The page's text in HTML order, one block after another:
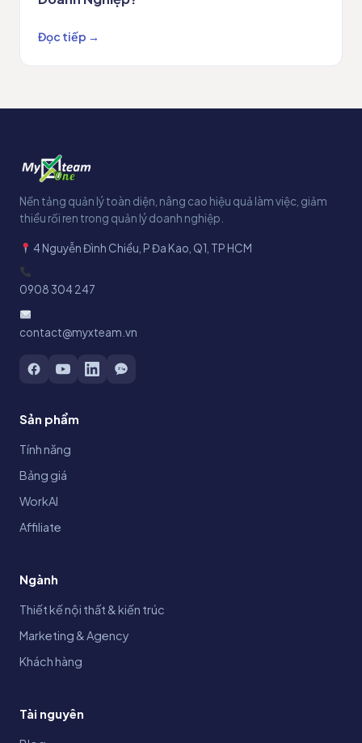
Đọc tiếp →
Nền tảng quản lý toàn diện, nâng cao hiệu quả làm việc, giảm
thiểu rối ren trong quản lý doanh nghiệp.
4 Nguyễn Đình Chiểu, P Đa Kao, Q1, TP HCM
0908 304 247
contact@myxteam.vn
Sản phẩm
Tính năng
Bảng giá
WorkAI
Affiliate
Ngành
Thiết kế nội thất & kiến trúc
Marketing & Agency
Khách hàng
Tài nguyên